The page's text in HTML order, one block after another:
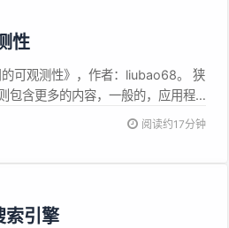
性
可观测性》，作者：liubao68。 狭
包含更多的内容，一般的，应用程
功能集合的信息，都是可观测性的
阅读约17分钟
索引擎